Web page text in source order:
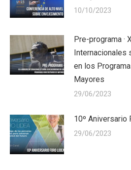
10/10/2023
Pre-programa ·
Internacionales
en los
Mayores
29/06/2023
10º Aniversario
29/06/2023